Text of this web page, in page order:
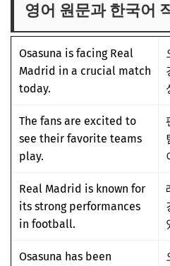
정답과 해설
중요 어휘
중요 숙어/표현
문법 설명
영어 원문과 한국어
Osasuna is facing Real
Madrid in a crucial match
today.
The fans are excited to
see their favorite teams
play.
Real Madrid is known for
its strong performances
in football.
Osasuna has been